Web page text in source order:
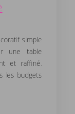
simple
une table
et raffiné.
les budgets